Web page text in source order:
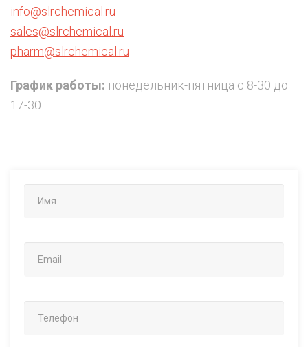
info@slrchemical.ru
sales@slrchemical.ru
pharm@slrchemical.ru
График работы: понедельник-пятница с 8-30 до
17-30